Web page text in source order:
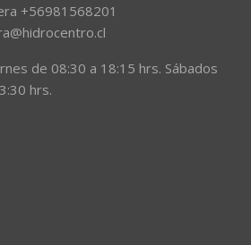
+56981568201
de 08:30 a 18:15 hrs. Sábados
hrs.